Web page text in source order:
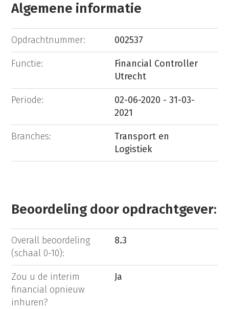
Algemene informatie
Opdrachtnummer: 002537
Functie:
Financial Controller
Utrecht
Periode:
02-06-2020 - 31-03-
2021
Branches:
Transport en
Logistiek
Beoordeling door opdrachtgever:
Overall beoordeling
(schaal 0-10):
8.3
Zou u de interim
financial opnieuw
inhuren?
Ja